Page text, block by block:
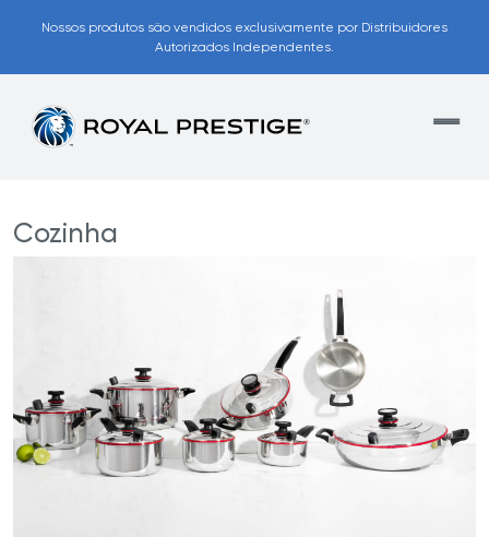
Nossos produtos são vendidos exclusivamente por Distribuidores
Autorizados Independentes.
Cozinha